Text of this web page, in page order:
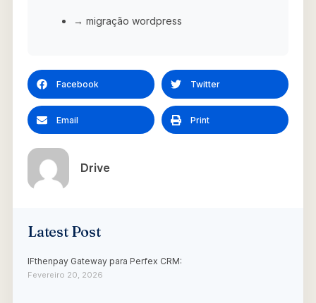
→ migração wordpress
Facebook Twitter
Email Print
Drive
Latest Post
IFthenpay Gateway para Perfex CRM:
Fevereiro 20, 2026